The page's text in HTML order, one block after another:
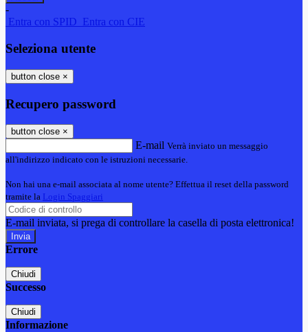
-
Entra con SPID Entra con CIE
Seleziona utente
button close ×
Recupero password
button close ×
E-mail Verrà inviato un messaggio
all'indirizzo indicato con le istruzioni necessarie.
Non hai una e-mail associata al nome utente? Effettua il reset della password
tramite la Login Spaggiari
E-mail inviata, si prega di controllare la casella di posta elettronica!
Errore
Chiudi
Successo
Chiudi
Informazione